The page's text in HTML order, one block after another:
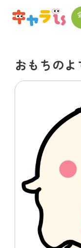
おもちのよ